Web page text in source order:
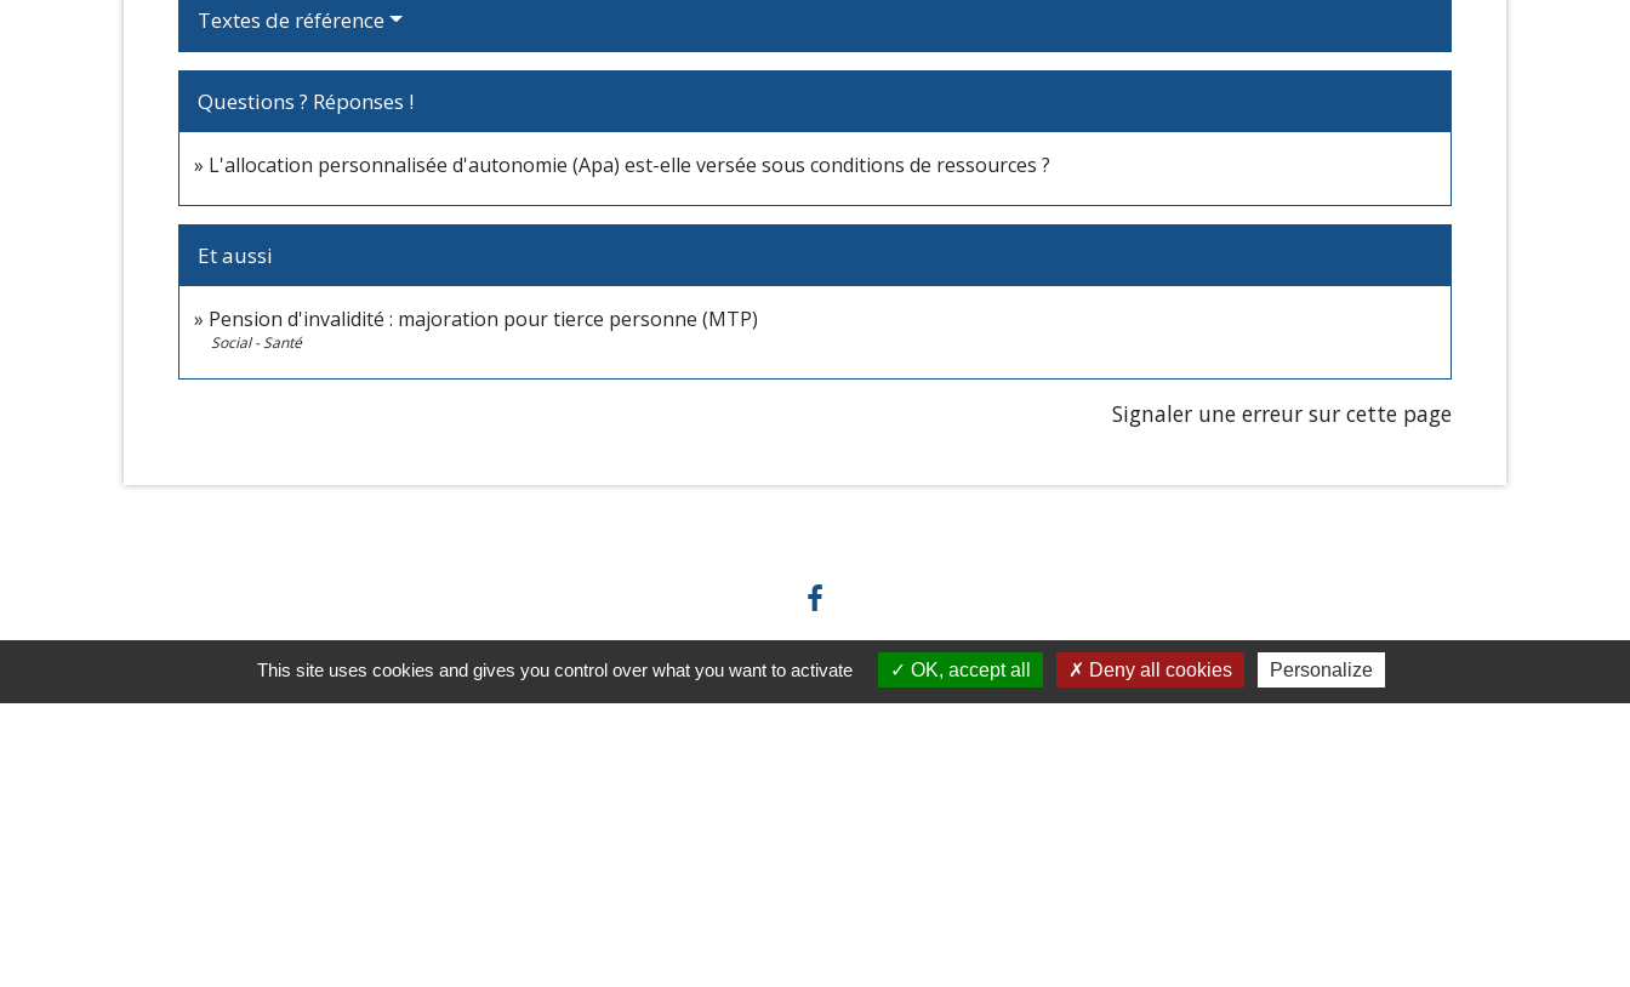
Textes de référence
Questions ? Réponses !
L'allocation personnalisée d'autonomie (Apa) est-elle versée sous conditions de ressources ?
Et aussi
Pension d'invalidité : majoration pour tierce personne (MTP)
Social - Santé
Signaler une erreur sur cette page
Horaires/Contacts Liens
This site uses cookies and gives you control over what you want to activate OK, accept all Deny all cookies Personalize